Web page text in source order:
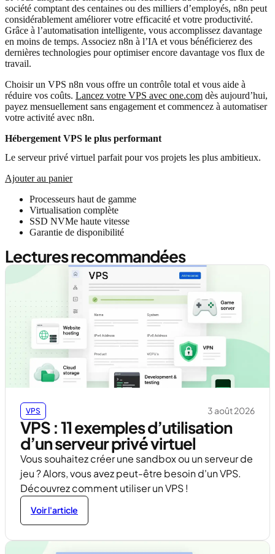
société comptant des centaines ou des milliers d’employés, n8n peut
considérablement améliorer votre efficacité et votre productivité.
Grâce à l’automatisation intelligente, vous accomplissez davantage
en moins de temps. Associez n8n à l’IA et vous bénéficierez des
dernières technologies pour optimiser encore davantage vos flux de
travail.
Choisir un VPS n8n vous offre un contrôle total et vous aide à
réduire vos coûts. Lancez votre VPS avec one.com dès aujourd’hui,
payez mensuellement sans engagement et commencez à automatiser
votre activité avec n8n.
Hébergement VPS le plus performant
Le serveur privé virtuel parfait pour vos projets les plus ambitieux.
Ajouter au panier
Processeurs haut de gamme
Virtualisation complète
SSD NVMe haute vitesse
Garantie de disponibilité
Lectures recommandées
VPS 3 août 2026
VPS : 11 exemples d’utilisation
d’un serveur privé virtuel
Vous souhaitez créer une sandbox ou un serveur de
jeu ? Alors, vous avez peut-être besoin d'un VPS.
Découvrez comment utiliser un VPS !
Voir l'article